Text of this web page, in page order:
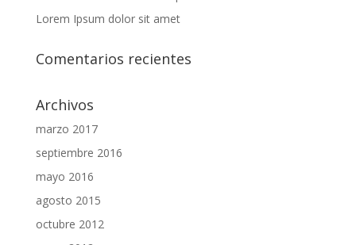
Lorem Ipsum dolor sit amet
Comentarios recientes
Archivos
marzo 2017
septiembre 2016
mayo 2016
agosto 2015
octubre 2012